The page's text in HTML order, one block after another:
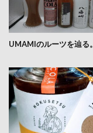
UMAMIのルーツを辿る。